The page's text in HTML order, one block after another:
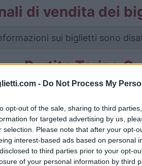
- Do Not Process My
opt-out of the sale, sharing to third
for targeted advertising by us,
selection. Please note that after your opt-
interest-based ads based on personal
to third parties prior to your opt-
of your personal information by third
di vendita dei
sui biglietti sono
Partite Torino
Torino